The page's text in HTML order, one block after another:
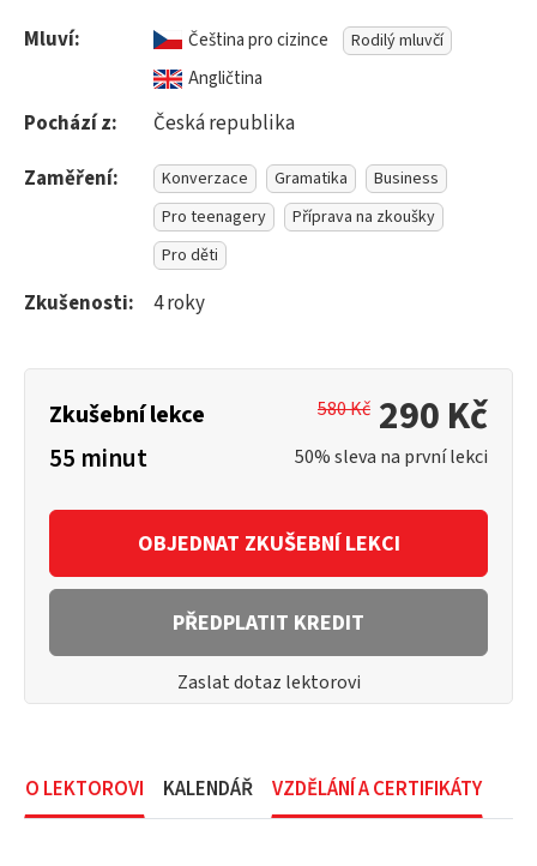
Mluví: Čeština pro cizince Rodilý mluvčí
Angličtina
Pochází z:
Česká republika
Zaměření:
Konverzace Gramatika
Business
Pro teenagery
Příprava na zkoušky
Pro děti
Zkušenosti: 4 roky
Zkušební lekce 580 Kč 290 Kč
55 minut 50% sleva na první lekci
OBJEDNAT ZKUŠEBNÍ LEKCI
PŘEDPLATIT KREDIT
Zaslat dotaz lektorovi
O LEKTOROVI KALENDÁŘ VZDĚLÁNÍ A CERTIFIKÁTY